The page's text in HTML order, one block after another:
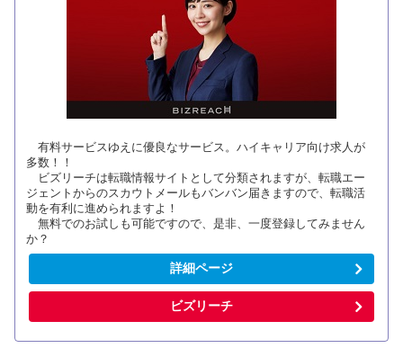
有料サービスゆえに優良なサービス。ハイキャリア向け求人が
多数！！
ビズリーチは転職情報サイトとして分類されますが、転職エー
ジェントからのスカウトメールもバンバン届きますので、転職活
動を有利に進められますよ！
無料でのお試しも可能ですので、是非、一度登録してみません
か？
詳細ページ
ビズリーチ